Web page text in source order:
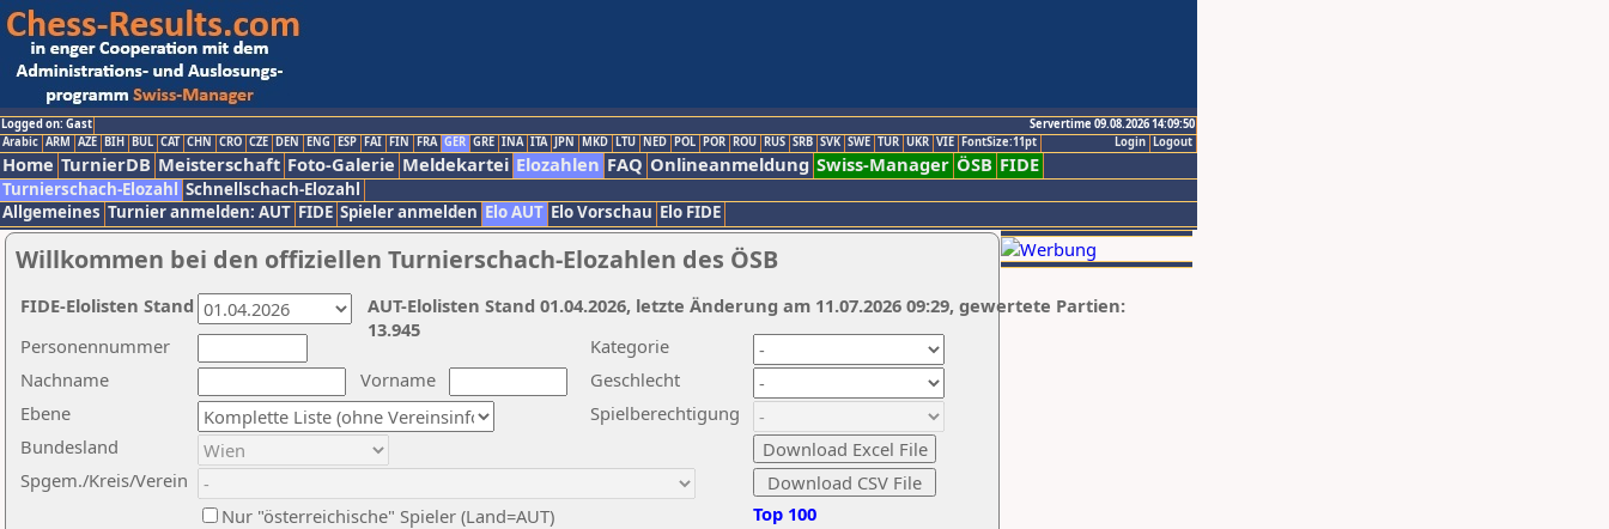
Logged on: Gast
Servertime 09.08.2026 14:09:50
Logout
Login
Arabic ARM AZE BIH BUL CAT CHN CRO CZE DEN ENG ESP FAI FIN FRA GER GRE INA ITA JPN MKD LTU NED POL POR ROU RUS SRB SVK SWE TUR UKR VIE FontSize:11pt
Home TurnierDB Meisterschaft Foto-Galerie Meldekartei Elozahlen FAQ Onlineanmeldung Swiss-Manager ÖSB FIDE
Turnierschach-Elozahl Schnellschach-Elozahl
Allgemeines Turnier anmelden: AUT FIDE Spieler anmelden Elo AUT Elo Vorschau Elo FIDE
Willkommen bei den offiziellen Turnierschach-Elozahlen des ÖSB
Nachname
Vorname
Ebene
Kategorie
Personennummer
Bundesland
Spgem./Kreis/Verein
Geschlecht
Nur "österreichische" Spieler (Land=AUT)
Spielberechtigung
Top 100
AUT-Elolisten Stand 01.04.2026, letzte Änderung am 11.07.2026 09:29, gewertete Partien:
13.945
FIDE-Elolisten Stand